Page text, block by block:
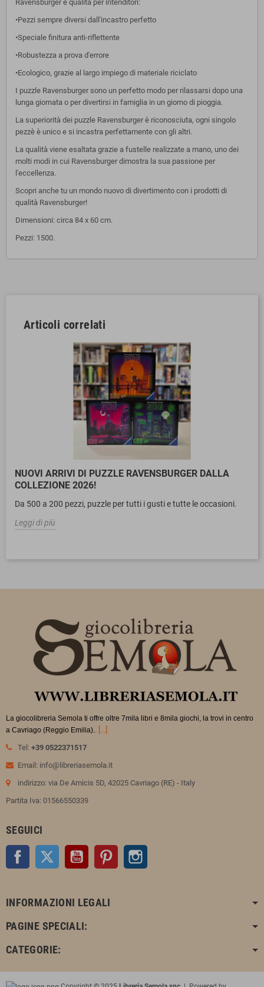
Ravensburger è qualità per intenditori:
•Pezzi sempre diversi dall'incastro perfetto
•Speciale finitura anti-riflettente
•Robustezza a prova d'errore
•Ecologico, grazie al largo impiego di materiale riciclato
I puzzle Ravensburger sono un perfetto modo per rilassarsi dopo una
lunga giornata o per divertirsi in famiglia in un giorno di pioggia.
La superiorità dei puzzle Ravensburger è riconosciuta, ogni singolo
pezzè è unico e si incastra perfettamente con gli altri.
La qualità viene esaltata grazie a fustelle realizzate a mano, uno dei
molti modi in cui Ravensburger dimostra la sua passione per
l'eccellenza.
Scopri anche tu un mondo nuovo di divertimento con i prodotti di
qualità Ravensburger!
Dimensioni: circa 84 x 60 cm.
Pezzi: 1500.
Articoli correlati
NUOVI ARRIVI DI PUZZLE RAVENSBURGER DALLA
COLLEZIONE 2026!
Da 500 a 200 pezzi, puzzle per tutti i gusti e tutte le occasioni.
Leggi di più
La giocolibreria Semola ti offre oltre 7mila libri e 8mila giochi, la trovi in centro
a Cavriago (Reggio Emilia). . [...]
Tel: +39 0522371517
Email: info@libreriasemola.it
indirizzo: via De Amicis 5D, 42025 Cavriago (RE) - Italy
Partita Iva: 01566550339
SEGUICI
Facebook Twitter YouTube Pinterest
INFORMAZIONI LEGALI
PAGINE SPECIALI:
CATEGORIE: